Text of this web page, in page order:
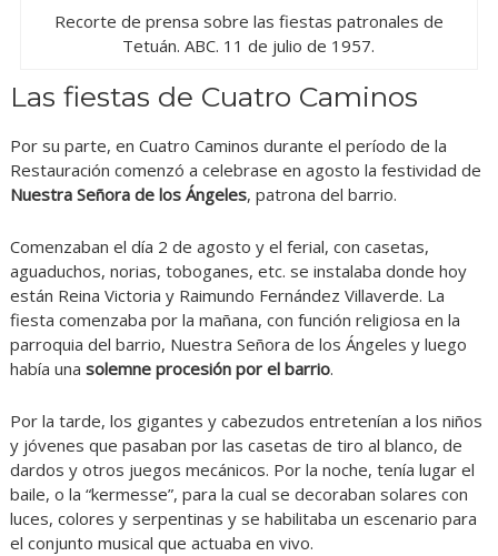
Recorte de prensa sobre las fiestas patronales de
Tetuán. ABC. 11 de julio de 1957.
Las fiestas de Cuatro Caminos
Por su parte, en Cuatro Caminos durante el período de la
Restauración comenzó a celebrase en agosto la festividad de
Nuestra Señora de los Ángeles, patrona del barrio.
Comenzaban el día 2 de agosto y el ferial, con casetas,
aguaduchos, norias, toboganes, etc. se instalaba donde hoy
están Reina Victoria y Raimundo Fernández Villaverde. La
fiesta comenzaba por la mañana, con función religiosa en la
parroquia del barrio, Nuestra Señora de los Ángeles y luego
había una solemne procesión por el barrio.
Por la tarde, los gigantes y cabezudos entretenían a los niños
y jóvenes que pasaban por las casetas de tiro al blanco, de
dardos y otros juegos mecánicos. Por la noche, tenía lugar el
baile, o la “kermesse”, para la cual se decoraban solares con
luces, colores y serpentinas y se habilitaba un escenario para
el conjunto musical que actuaba en vivo.